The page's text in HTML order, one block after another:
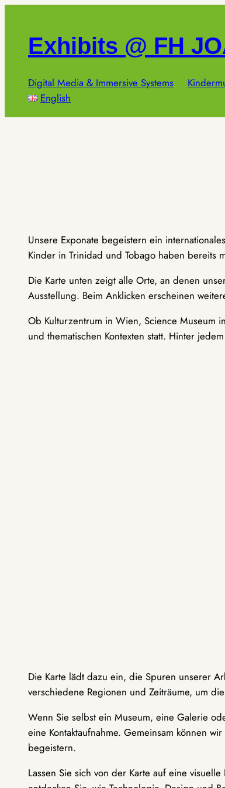
springenExhibits @ FH
Digital Media & Immersive Systems
English
Unsere Exponate begeistern ein
Kinder in Trinidad und Tobago haben bereits
Die Karte unten zeigt alle Orte, an denen
Ausstellung. Beim Anklicken erscheinen
Ob Kulturzentrum in Wien, Science Museum
und thematischen Kontexten statt. Hinter
Die Karte lädt dazu ein, die Spuren unserer
verschiedene Regionen und Zeiträume, um
Wenn Sie selbst ein Museum, eine Galerie
eine Kontaktaufnahme. Gemeinsam können
begeistern.
Lassen Sie sich von der Karte auf eine